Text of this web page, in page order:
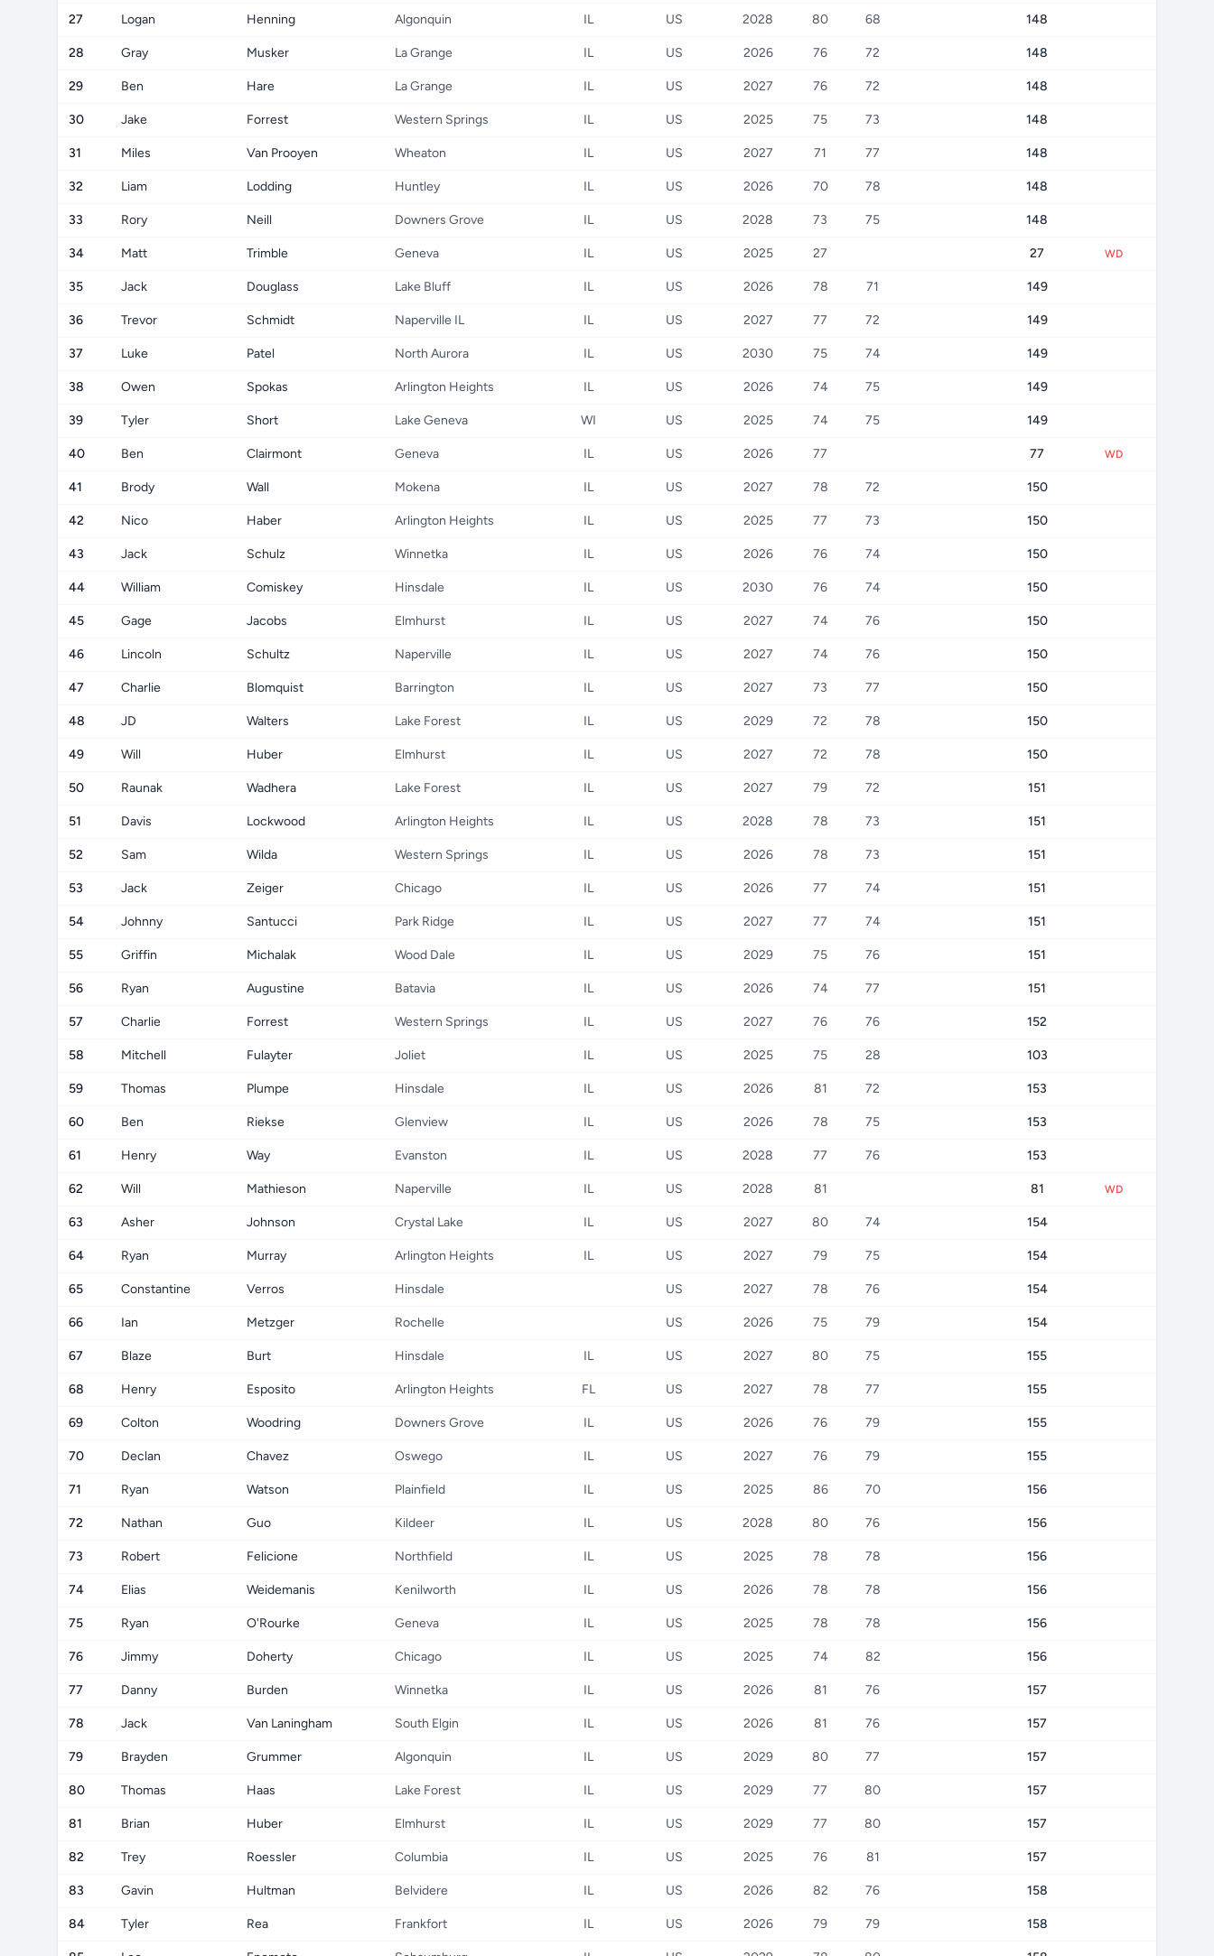
27 Logan Henning Algonquin IL US 2028 80 68 148
28 Gray Musker La Grange IL US 2026 76 72 148
29 Ben Hare La Grange IL US 2027 76 72 148
30 Jake Forrest Western Springs IL US 2025 75 73 148
31 Miles Van Prooyen Wheaton IL US 2027 71 77 148
32 Liam Lodding Huntley IL US 2026 70 78 148
33 Rory Neill Downers Grove IL US 2028 73 75 148
34 Matt Trimble Geneva IL US 2025 27 27 WD
35 Jack Douglass Lake Bluff IL US 2026 78 71 149
36 Trevor Schmidt Naperville IL IL US 2027 77 72 149
37 Luke Patel North Aurora IL US 2030 75 74 149
38 Owen Spokas Arlington Heights IL US 2026 74 75 149
39 Tyler Short Lake Geneva WI US 2025 74 75 149
40 Ben Clairmont Geneva IL US 2026 77 77 WD
41 Brody Wall Mokena IL US 2027 78 72 150
42 Nico Haber Arlington Heights IL US 2025 77 73 150
43 Jack Schulz Winnetka IL US 2026 76 74 150
44 William Comiskey Hinsdale IL US 2030 76 74 150
45 Gage Jacobs Elmhurst IL US 2027 74 76 150
46 Lincoln Schultz Naperville IL US 2027 74 76 150
47 Charlie Blomquist Barrington IL US 2027 73 77 150
48 JD Walters Lake Forest IL US 2029 72 78 150
49 Will Huber Elmhurst IL US 2027 72 78 150
50 Raunak Wadhera Lake Forest IL US 2027 79 72 151
51 Davis Lockwood Arlington Heights IL US 2028 78 73 151
52 Sam Wilda Western Springs IL US 2026 78 73 151
53 Jack Zeiger Chicago IL US 2026 77 74 151
54 Johnny Santucci Park Ridge IL US 2027 77 74 151
55 Griffin Michalak Wood Dale IL US 2029 75 76 151
56 Ryan Augustine Batavia IL US 2026 74 77 151
57 Charlie Forrest Western Springs IL US 2027 76 76 152
58 Mitchell Fulayter Joliet IL US 2025 75 28 103
59 Thomas Plumpe Hinsdale IL US 2026 81 72 153
60 Ben Riekse Glenview IL US 2026 78 75 153
61 Henry Way Evanston IL US 2028 77 76 153
62 Will Mathieson Naperville IL US 2028 81 81 WD
63 Asher Johnson Crystal Lake IL US 2027 80 74 154
64 Ryan Murray Arlington Heights IL US 2027 79 75 154
65 Constantine Verros Hinsdale US 2027 78 76 154
66 Ian Metzger Rochelle US 2026 75 79 154
67 Blaze Burt Hinsdale IL US 2027 80 75 155
68 Henry Esposito Arlington Heights FL US 2027 78 77 155
69 Colton Woodring Downers Grove IL US 2026 76 79 155
70 Declan Chavez Oswego IL US 2027 76 79 155
71 Ryan Watson Plainfield IL US 2025 86 70 156
72 Nathan Guo Kildeer IL US 2028 80 76 156
73 Robert Felicione Northfield IL US 2025 78 78 156
74 Elias Weidemanis Kenilworth IL US 2026 78 78 156
75 Ryan O'Rourke Geneva IL US 2025 78 78 156
76 Jimmy Doherty Chicago IL US 2025 74 82 156
77 Danny Burden Winnetka IL US 2026 81 76 157
78 Jack Van Laningham South Elgin IL US 2026 81 76 157
79 Brayden Grummer Algonquin IL US 2029 80 77 157
80 Thomas Haas Lake Forest IL US 2029 77 80 157
81 Brian Huber Elmhurst IL US 2029 77 80 157
82 Trey Roessler Columbia IL US 2025 76 81 157
83 Gavin Hultman Belvidere IL US 2026 82 76 158
84 Tyler Rea Frankfort IL US 2026 79 79 158